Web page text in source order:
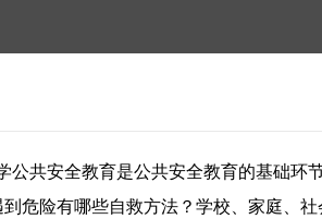
共安全教育是公共安全教育的基础环
危险有哪些自救方法？学校、家庭、